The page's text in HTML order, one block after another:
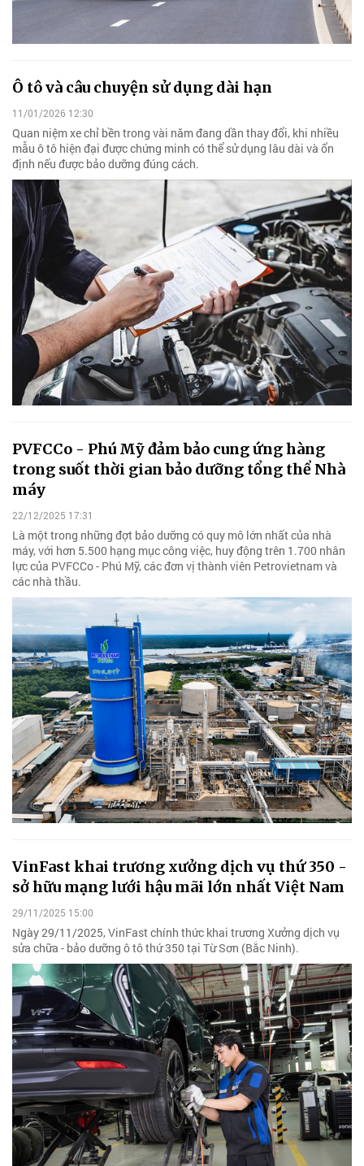
Ô tô và câu chuyện sử dụng dài hạn
11/01/2026 12:30
Quan niệm xe chỉ bền trong vài năm đang dần thay đổi, khi nhiều
mẫu ô tô hiện đại được chứng minh có thể sử dụng lâu dài và ổn
định nếu được bảo dưỡng đúng cách.
PVFCCo - Phú Mỹ đảm bảo cung ứng hàng
trong suốt thời gian bảo dưỡng tổng thể Nhà
máy
22/12/2025 17:31
Là một trong những đợt bảo dưỡng có quy mô lớn nhất của nhà
máy, với hơn 5.500 hạng mục công việc, huy động trên 1.700 nhân
lực của PVFCCo - Phú Mỹ, các đơn vị thành viên Petrovietnam và
các nhà thầu.
VinFast khai trương xưởng dịch vụ thứ 350 -
sở hữu mạng lưới hậu mãi lớn nhất Việt Nam
29/11/2025 15:00
Ngày 29/11/2025, VinFast chính thức khai trương Xưởng dịch vụ
sửa chữa - bảo dưỡng ô tô thứ 350 tại Từ Sơn (Bắc Ninh).